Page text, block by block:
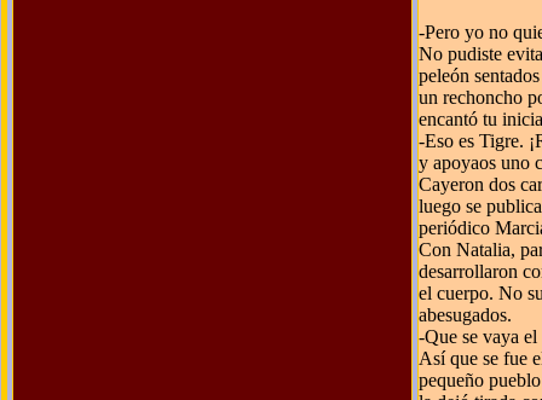
-Pero yo no
No pudiste
peleón
un rechoncho
encantó tu
-Eso es Tigre.
y apoyaos uno
Cayeron dos
luego se
periódico
Con Natalia,
desarrollaron
el cuerpo. No
abesugados.
-Que se vaya
Así que se fue
pequeño